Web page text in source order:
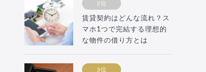
2位
賃貸契約はどんな流れ？ス
マホ1つで完結する理想的
な物件の借り方とは
3位